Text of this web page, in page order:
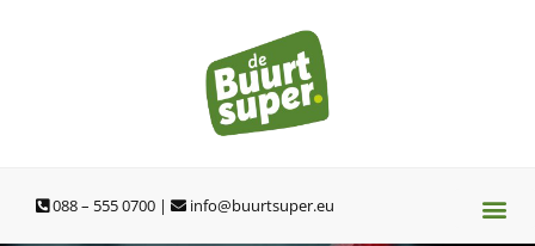
088 – 555 0700 | info@buurtsuper.eu